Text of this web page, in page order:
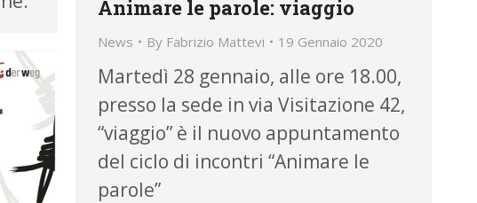
Animare le parole: viaggio
News By Fabrizio Mattevi 19 Gennaio 2020
Martedì 28 gennaio, alle ore 18.00,
presso la sede in via Visitazione 42,
“viaggio” è il nuovo appuntamento
del ciclo di incontri “Animare le
parole”